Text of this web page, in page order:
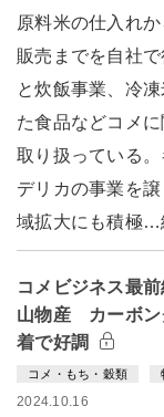
原料米の仕入れか
販売までを自社
と炊飯事業、冷
た食品などコメ
取り扱っている
デリカの事業を
域拡大にも積極…
コメビジネス最
山物産 カーボ
着で好調
コメ・もち・穀類
2024.10.16